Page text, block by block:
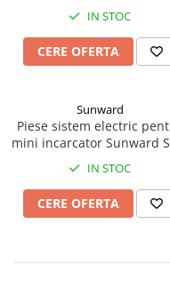
IN STOC
CERE OFERTA
Sunward
Piese sistem electric
mini incarcator Sunward
IN STOC
CERE OFERTA